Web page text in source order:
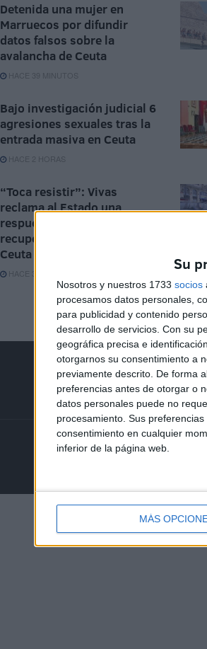
Su
Nosotros y nuestros 1733 socios
procesamos datos personales,
para publicidad y contenido
desarrollo de servicios. Con su
geográfica precisa e
otorgarnos su consentimiento a
previamente descrito. De forma
preferencias antes de otorgar o
datos personales puede no
procesamiento. Sus
consentimiento en cualquier
inferior de la página web.
MÁS
Detenida una mujer en
Marruecos por difundir
datos falsos sobre la
avalancha de Ceuta
HACE 39 MINUTOS
Bajo investigación judicial 6
agresiones sexuales tras la
entrada masiva en Ceuta
HACE 2 HORAS
“Toca resistir”: Vivas
reclama al Estado una
respuesta inmediata para
recuperar la normalidad en
Ceuta
HACE 3 HORAS
Grupo Faro Publicidad Contacto